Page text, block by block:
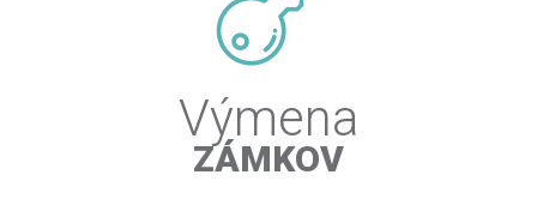
Výmena
ZÁMKOV